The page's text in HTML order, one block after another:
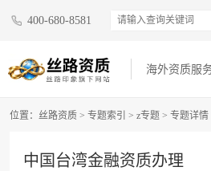
400-680-8581
海外资质服
位置： 丝路资质 > 专题索引 > z专题 > 专题详情
中国台湾金融资质办理